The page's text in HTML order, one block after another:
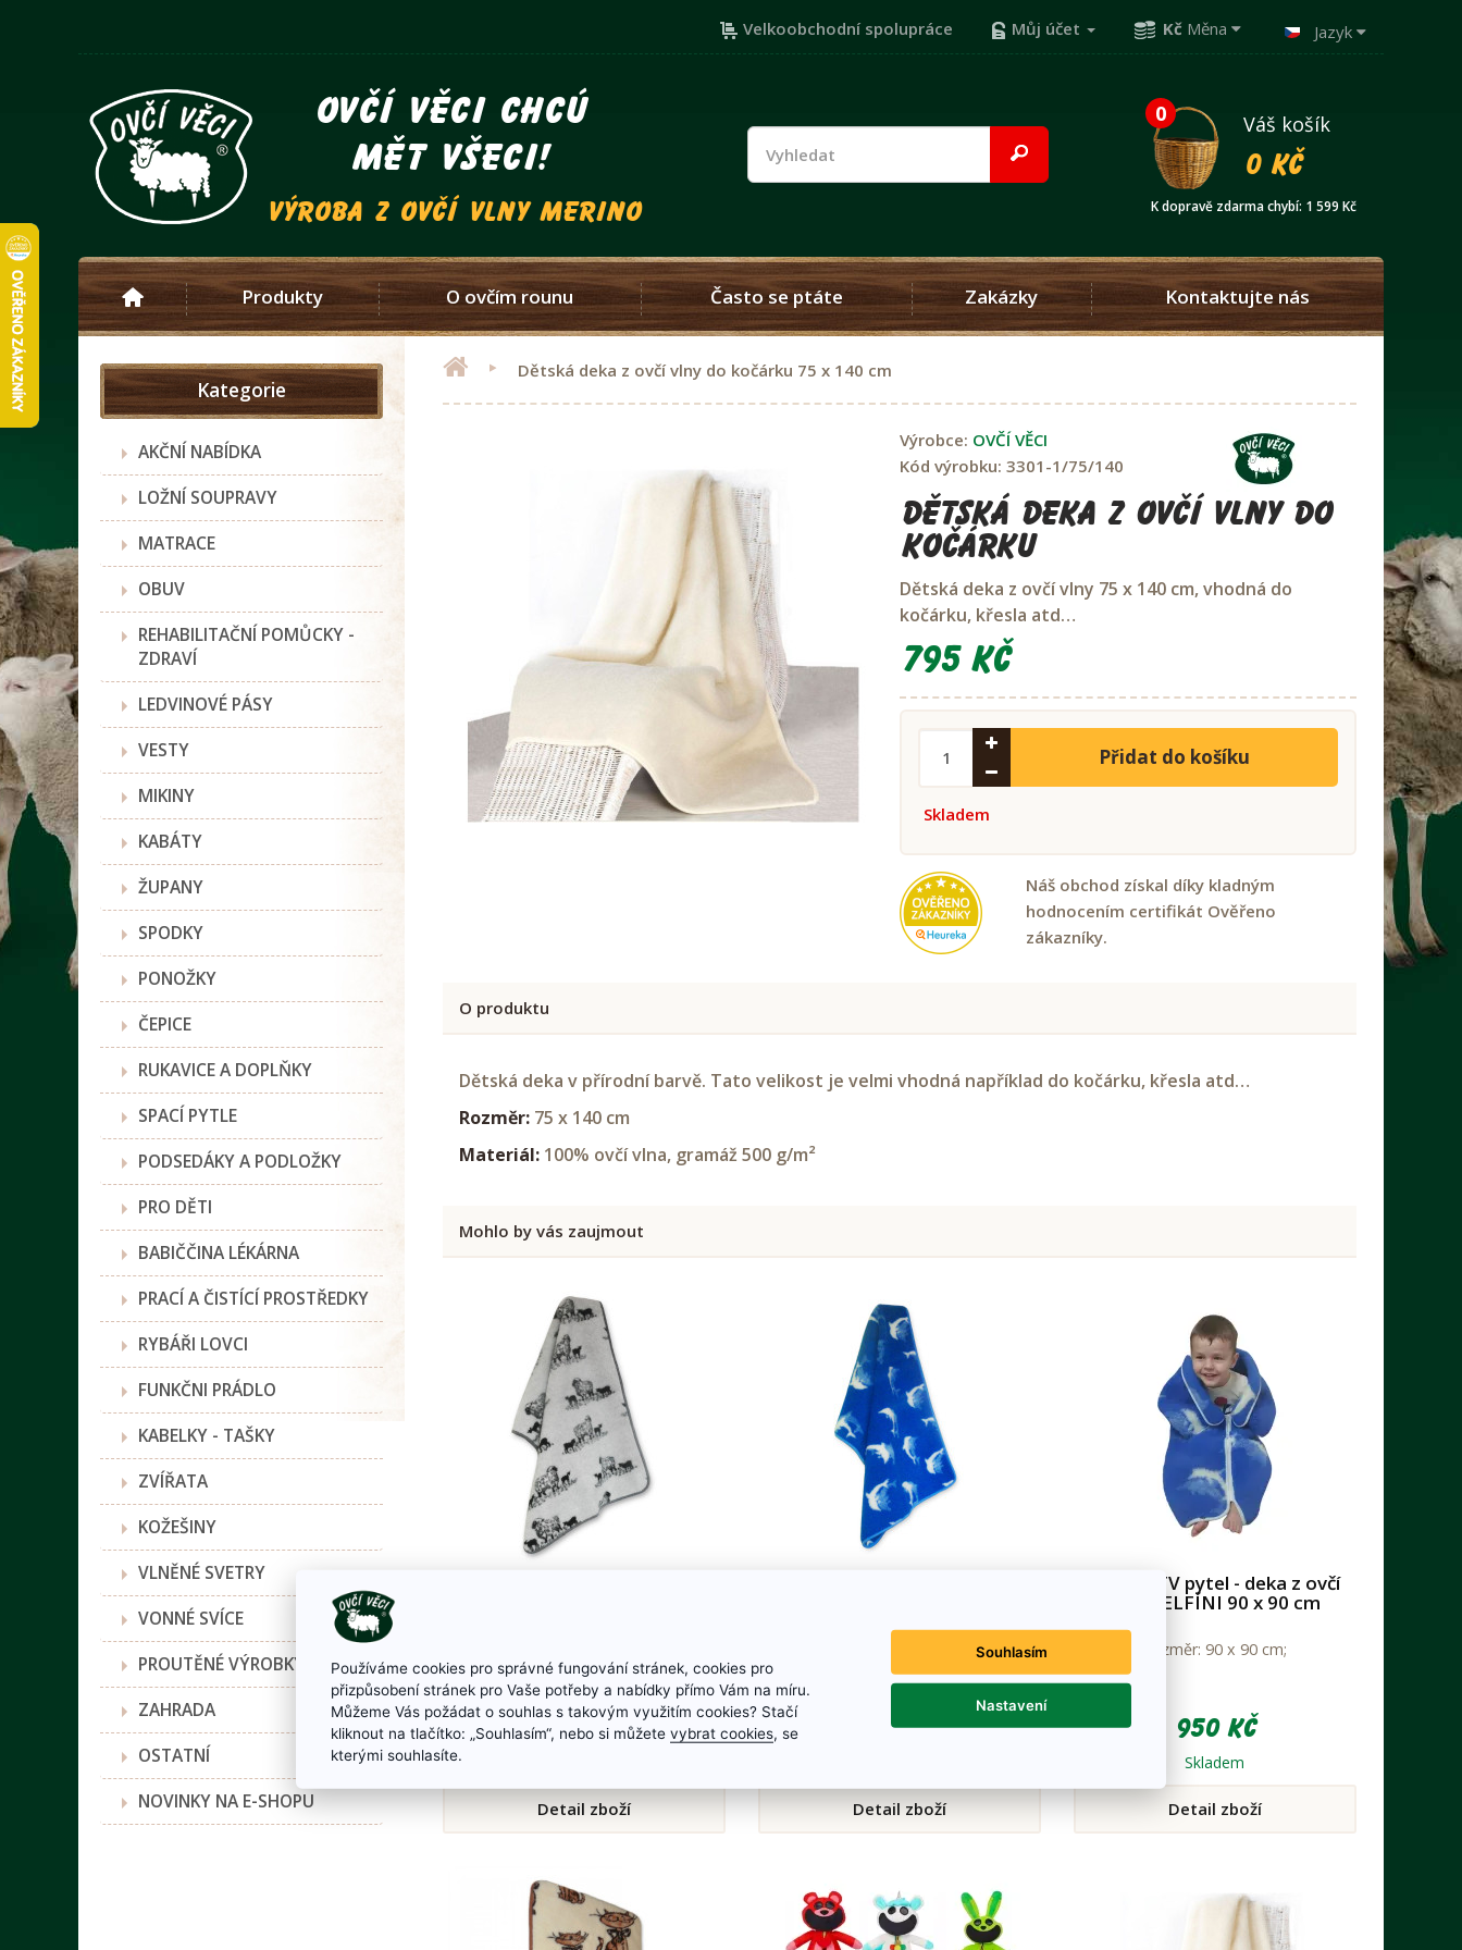
Velkoobchodní spolupráce Můj účet Kč Měna Jazyk
ovčí věci chcú
mět všeci!
výroba z ovčí vlny merino
0
Váš košík
0 Kč
K dopravě zdarma chybí: 1 599 Kč
Produkty O ovčím rounu Často se ptáte Zakázky Kontaktujte nás
Kategorie
AKČNÍ NABÍDKA
LOŽNÍ SOUPRAVY
MATRACE
OBUV
REHABILITAČNÍ POMŮCKY -
ZDRAVÍ
LEDVINOVÉ PÁSY
VESTY
MIKINY
KABÁTY
ŽUPANY
SPODKY
PONOŽKY
ČEPICE
RUKAVICE A DOPLŇKY
SPACÍ PYTLE
PODSEDÁKY A PODLOŽKY
PRO DĚTI
BABIČČINA LÉKÁRNA
PRACÍ A ČISTÍCÍ PROSTŘEDKY
RYBÁŘI LOVCI
FUNKČNI PRÁDLO
KABELKY - TAŠKY
ZVÍŘATA
KOŽEŠINY
VLNĚNÉ SVETRY
VONNÉ SVÍCE
PROUTĚNÉ VÝROBKY
ZAHRADA
OSTATNÍ
NOVINKY NA E-SHOPU
Dětská deka z ovčí vlny do kočárku 75 x 140 cm
Výrobce: OVČÍ VĚCI
Kód výrobku: 3301-1/75/140
Dětská deka z ovčí vlny do
kočárku
Dětská deka z ovčí vlny 75 x 140 cm, vhodná do
kočárku, křesla atd…
795 Kč
Přidat do košíku
Skladem
Náš obchod získal díky kladným
hodnocením certifikát Ověřeno
zákazníky.
O produktu
Dětská deka v přírodní barvě. Tato velikost je velmi vhodná například do kočárku, křesla atd…
Rozměr: 75 x 140 cm
Materiál: 100% ovčí vlna, gramáž 500 g/m²
Mohlo by vás zaujmout
850 Kč
Detail zboží
Rozměr: 100 x 140 cm;
890 Kč
Detail zboží
Dětský TV pytel - deka z ovčí
vlny DELFÍNI 90 x 90 cm
Rozměr: 90 x 90 cm;
950 Kč
Skladem
Detail zboží
Používáme cookies pro správné fungování stránek, cookies pro
přizpůsobení stránek pro Vaše potřeby a nabídky přímo Vám na míru.
Můžeme Vás požádat o souhlas s takovým využitím cookies? Stačí
kliknout na tlačítko: „Souhlasím“, nebo si můžete vybrat cookies, se
kterými souhlasíte.
Souhlasím
Nastavení